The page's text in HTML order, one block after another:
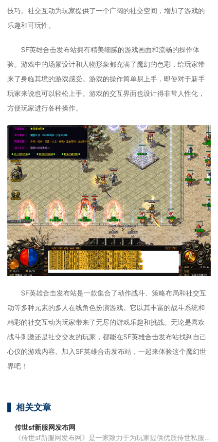
技巧。社交互动为玩家提供了一个广阔的社交空间，增加了游戏的
乐趣和可玩性。
SF英雄合击发布站拥有精美细腻的游戏画面和流畅的操作体
验。游戏中的场景设计和人物形象都充满了魔幻的色彩，给玩家带
来了身临其境的游戏感受。游戏的操作简单易上手，即使对于新手
玩家来说也可以轻松上手。游戏的交互界面也设计得非常人性化，
方便玩家进行各种操作。
SF英雄合击发布站是一款集合了动作战斗、策略布局和社交互
动等多种元素的多人在线角色扮演游戏。它以其丰富的战斗系统和
精彩的社交互动为玩家带来了无尽的游戏乐趣和挑战。无论是喜欢
战斗刺激还是社交交友的玩家，都能在SF英雄合击发布站找到自己
心仪的游戏内容。加入SF英雄合击发布站，一起来体验这个魔幻世
界吧！
相关文章
传世sf新服网发布网
《传世sf新服网发布网》是一家致力于为玩家提供优质传世私服游戏体验的平台。作为一个专注于传世私服游戏的网站，它针对玩家的需求，提供了各类玩法和丰富的游戏内容，让玩家尽